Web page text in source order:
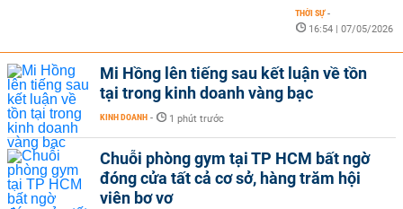
THỜI SỰ -
16:54 | 07/05/2026
Mi Hồng lên tiếng sau kết luận về tồn
tại trong kinh doanh vàng bạc
KINH DOANH - 1 phút trước
Chuỗi phòng gym tại TP HCM bất ngờ
đóng cửa tất cả cơ sở, hàng trăm hội
viên bơ vơ